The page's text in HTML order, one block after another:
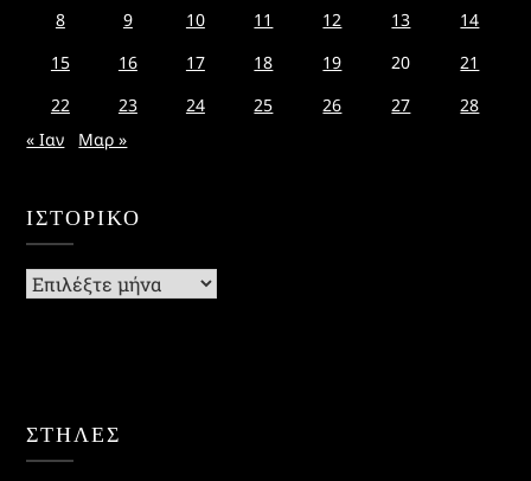
8
9 10 11 12 13
14
15
16 17 18 19 20
21
22
23 24 25 26 27
28
« Ιαν
Μαρ »
ΙΣΤΟΡΙΚΌ
Ιστορικό
ΣΤΗΛΕΣ